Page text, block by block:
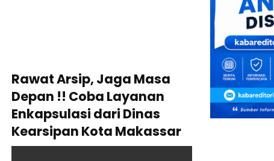
Rawat Arsip, Jaga Masa
Depan !! Coba Layanan
Enkapsulasi dari Dinas
Kearsipan Kota Makassar